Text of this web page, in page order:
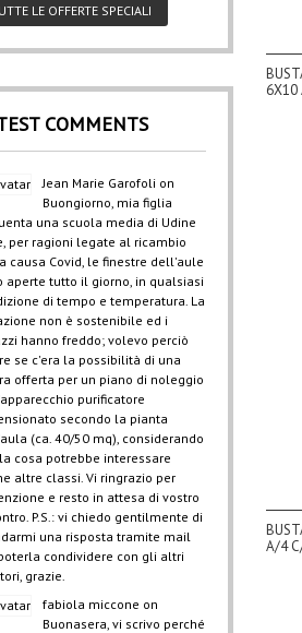
LE OFFERTE SPECIALI
COMMENTS
Jean Marie Garofoli on
Buongiorno, mia figlia
una scuola media di Udine
per ragioni legate al ricambio
causa Covid, le finestre dell'aule
aperte tutto il giorno, in qualsiasi
di tempo e temperatura. La
non è sostenibile ed i
hanno freddo; volevo perciò
se c'era la possibilità di una
offerta per un piano di noleggio
purificatore
secondo la pianta
(ca. 40/50 mq), considerando
cosa potrebbe interessare
altre classi. Vi ringrazio per
e resto in attesa di vostro
P.S.: vi chiedo gentilmente di
una risposta tramite mail
condividere con gli altri
grazie.
fabiola miccone on
Buonasera, vi scrivo perché
6X10
A/4